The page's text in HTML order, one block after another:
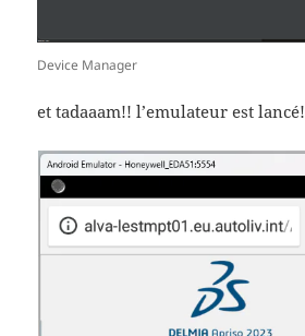
Device Manager
et tadaaam!! l’emulateur est lancé!